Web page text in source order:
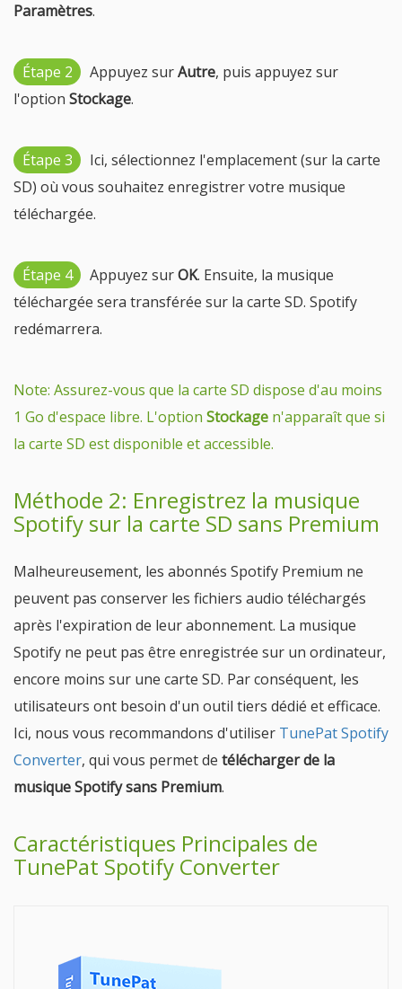
Paramètres.
Étape 2 Appuyez surAutre, puis appuyez sur
l'option Stockage.
Étape 3
Ici, sélectionnez l'emplacement (sur la carte
SD) où vous souhaitez enregistrer votre musique
téléchargée.
Étape 4 Appuyez surOK. Ensuite, la musique
téléchargée sera transférée sur la carte SD. Spotify
redémarrera.
Note: Assurez-vous que la carte SD dispose d'au moins
1 Go d'espace libre. L'option Stockage n'apparaît que si
la carte SD est disponible et accessible.
Méthode 2: Enregistrez la musique
Spotify sur la carte SD sans Premium
Malheureusement, les abonnés Spotify Premium ne
peuvent pas conserver les fichiers audio téléchargés
après l'expiration de leur abonnement. La musique
Spotify ne peut pas être enregistrée sur un ordinateur,
encore moins sur une carte SD. Par conséquent, les
utilisateurs ont besoin d'un outil tiers dédié et efficace.
Ici, nous vous recommandons d'utiliser TunePat Spotify
Converter, qui vous permet de télécharger de la
musique Spotify sans Premium.
Caractéristiques Principales de
TunePat Spotify Converter